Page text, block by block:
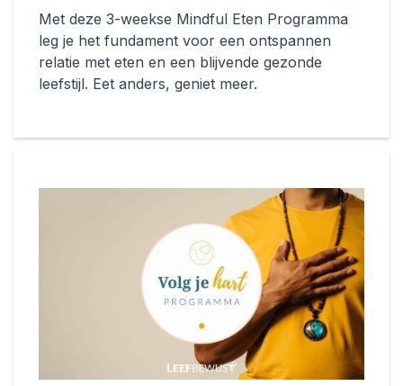
Met deze 3-weekse Mindful Eten Programma
leg je het fundament voor een ontspannen
relatie met eten en een blijvende gezonde
leefstijl. Eet anders, geniet meer.